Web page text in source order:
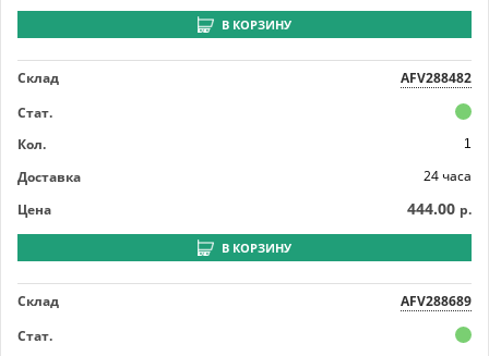
В КОРЗИНУ
Склад
AFV288482
Стат.
Кол.
1
Доставка
24 часа
Цена
444.00 р.
В КОРЗИНУ
Склад
AFV288689
Стат.